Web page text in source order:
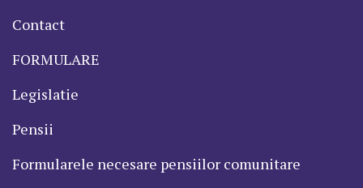
Contact
FORMULARE
Legislatie
Pensii
Formularele necesare pensiilor comunitare